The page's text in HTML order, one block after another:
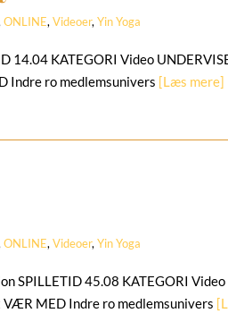
ONLINE,Videoer,Yin Yoga
14.04 KATEGORI Video
Indre ro medlemsunivers [Læs mere]
ONLINE,Videoer,Yin Yoga
SPILLETID 45.08 KATEGORI
VÆR MED Indre ro medlemsunivers